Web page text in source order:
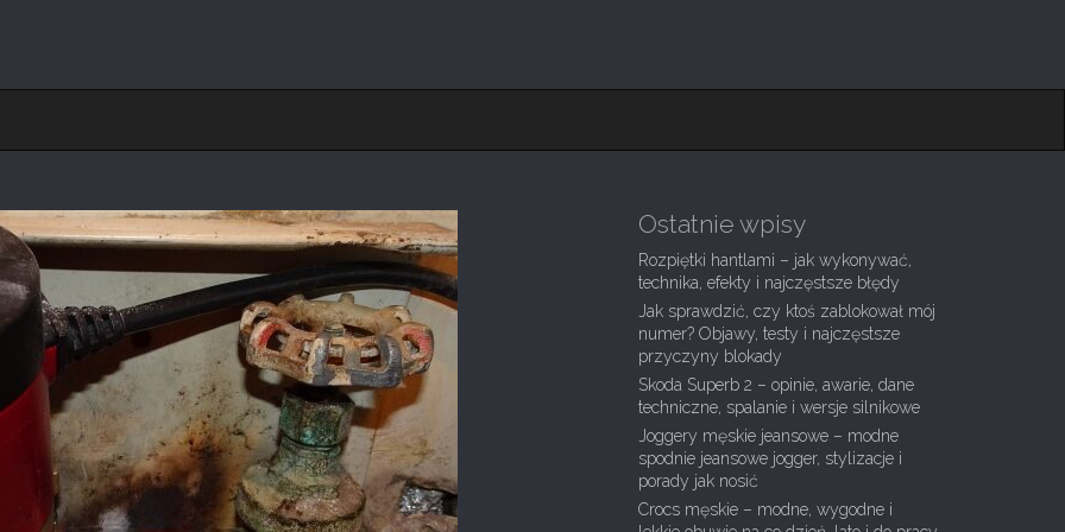
Ostatnie wpisy
Rozpiętki hantlami – jak wykonywać,
technika, efekty i najczęstsze błędy
Jak sprawdzić, czy ktoś zablokował mój
numer? Objawy, testy i najczęstsze
przyczyny blokady
Skoda Superb 2 – opinie, awarie, dane
techniczne, spalanie i wersje silnikowe
Joggery męskie jeansowe – modne
spodnie jeansowe jogger, stylizacje i
porady jak nosić
Crocs męskie – modne, wygodne i